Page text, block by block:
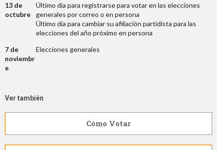
13 de
octubre
Último día para registrarse para votar en las elecciones
generales por correo o en persona
Último día para cambiar su afiliación partidista para las
elecciones del año próximo en persona
7 de
noviembr
e
Elecciones generales
Ver también
Cómo Votar